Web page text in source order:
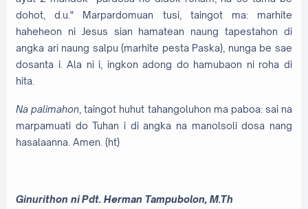
dohot, d.u." Marpardomuan tusi, taingot ma: marhite
haheheon ni Jesus sian hamatean naung tapestahon di
angka ari naung salpu (marhite pesta Paska), nunga be sae
dosanta i. Ala ni i, ingkon adong do hamubaon ni roha di
hita.
Na palimahon, taingot huhut tahangoluhon ma paboa: sai na
marpamuati do Tuhan i di angka na manolsoli dosa nang
hasalaanna. Amen. (ht)
Ginurithon niPdt. Herman Tampubolon, M.Th